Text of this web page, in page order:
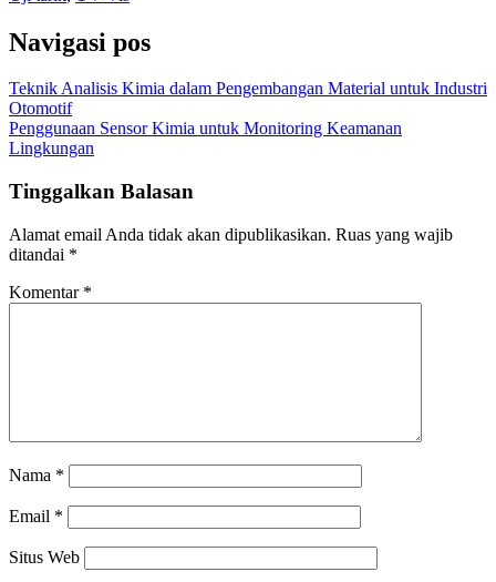
Navigasi pos
Teknik Analisis Kimia dalam Pengembangan Material untuk Industri
Otomotif
Penggunaan Sensor Kimia untuk Monitoring Keamanan
Lingkungan
Tinggalkan Balasan
Alamat email Anda tidak akan dipublikasikan. Ruas yang wajib
ditandai *
Komentar *
Nama *
Email *
Situs Web